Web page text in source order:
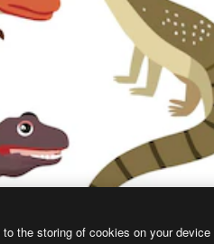
た独自の画像を作成できます。
the storing of cookies on your